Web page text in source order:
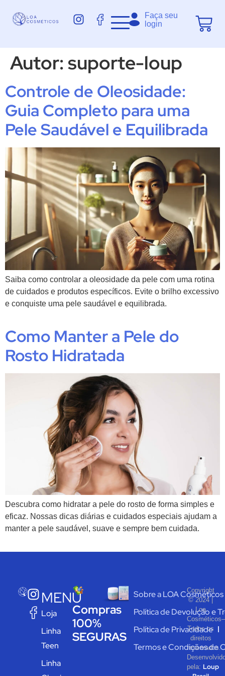
Faça seu
login
Autor:suporte-loup
Controle de Oleosidade:
Guia Completo para uma
Pele Saudável e Equilibrada
Saiba como controlar a oleosidade da pele com uma rotina
de cuidados e produtos específicos. Evite o brilho excessivo
e conquiste uma pele saudável e equilibrada.
Como Manter a Pele do
Rosto Hidratada
Descubra como hidratar a pele do rosto de forma simples e
eficaz. Nossas dicas diárias e cuidados especiais ajudam a
manter a pele saudável, suave e sempre bem cuidada.
MENU
Loja
Linha
Teen
Linha
Compras
100%
SEGURAS
Sobre a LOA Cosméticos
Política de Devolução e
Política de Privacidade
Termos e Condições de
Copyright
© 2024 |
Loa
Cosméticos–
Todos os
direitos
reservados.
pela: Loup